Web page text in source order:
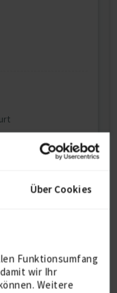
Über Cookies
Funktionsumfang
wir Ihr
Weitere